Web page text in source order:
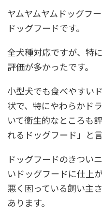
ヤムヤムヤムドッグフ
ドッグフードです。
全犬種対応ですが、特
評価が多かったです。
小型犬でも食べやすい
状で、特にやわらかド
いて衛生的なところも
れるドッグフード」と
ドッグフードのきつい
いドッグフードに仕上
悪く困っている飼い主
あります。